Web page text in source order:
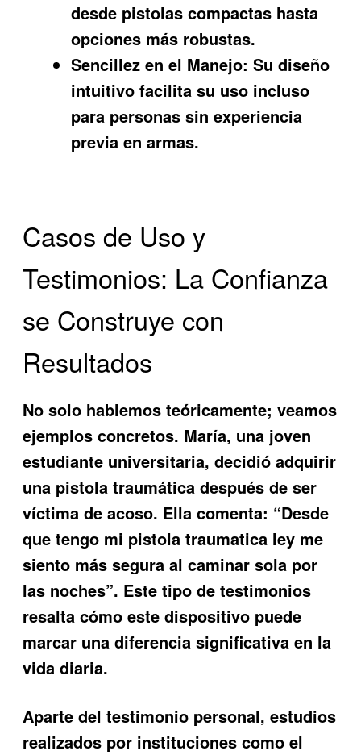
desde pistolas compactas hasta
opciones más robustas.
Sencillez en el Manejo: Su diseño
intuitivo facilita su uso incluso
para personas sin experiencia
previa en armas.
Casos de Uso y
Testimonios: La Confianza
se Construye con
Resultados
No solo hablemos teóricamente; veamos
ejemplos concretos. María, una joven
estudiante universitaria, decidió adquirir
una pistola traumática después de ser
víctima de acoso. Ella comenta: “Desde
que tengo mi pistola traumatica ley me
siento más segura al caminar sola por
las noches”. Este tipo de testimonios
resalta cómo este dispositivo puede
marcar una diferencia significativa en la
vida diaria.
Aparte del testimonio personal, estudios
realizados por instituciones como el